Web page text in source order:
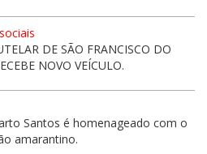
DE SÃO FRANCISCO DO
NOVO VEÍCULO.
Santos é homenageado com o
amarantino.